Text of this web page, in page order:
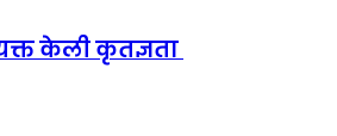
केली कृतज्ञता